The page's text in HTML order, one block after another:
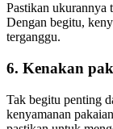
Pastikan ukurannya
Dengan begitu,
terganggu.
6. Kenakan
Tak begitu penting
kenyamanan